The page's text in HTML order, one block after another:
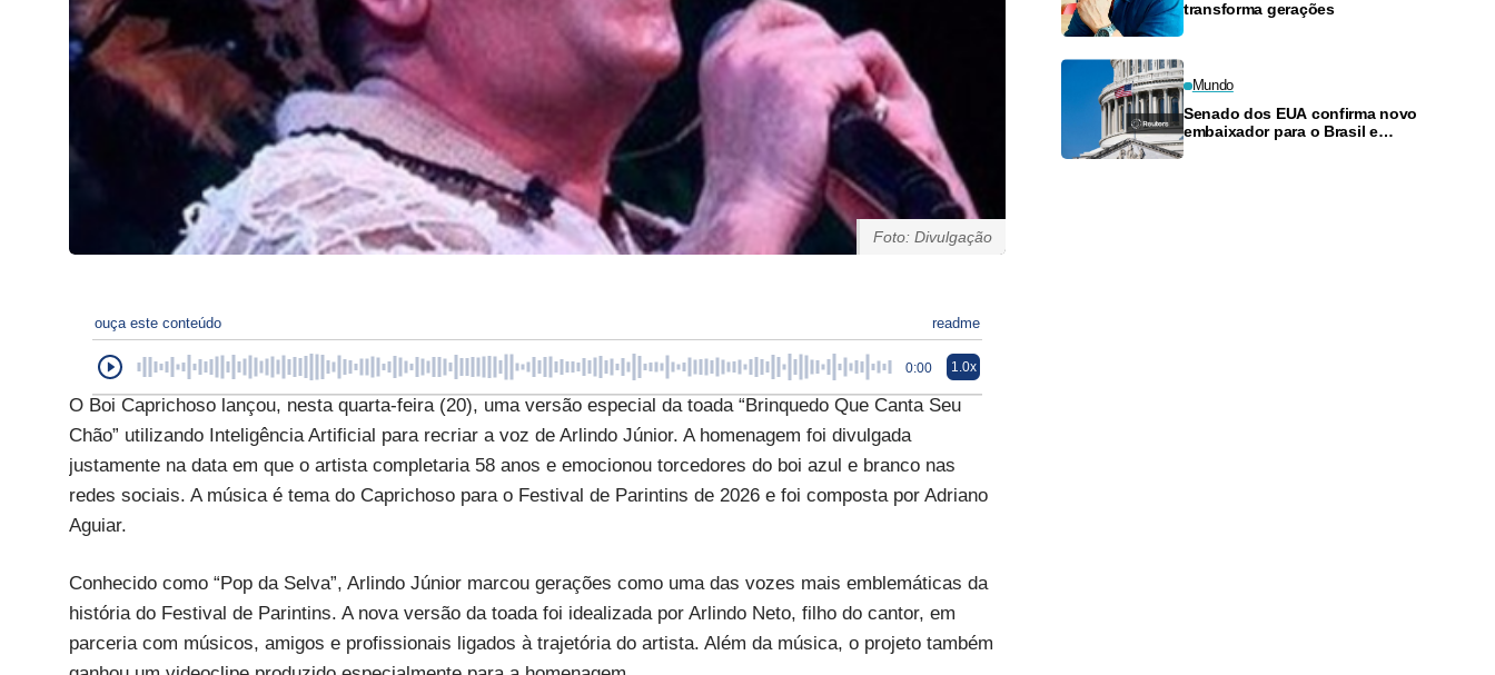
Foto: Divulgação
ouça este conteúdo readme
0:00 1.0x
O Boi Caprichoso lançou, nesta quarta-feira (20), uma versão especial da toada “Brinquedo Que Canta Seu
Chão” utilizando Inteligência Artificial para recriar a voz de Arlindo Júnior. A homenagem foi divulgada
justamente na data em que o artista completaria 58 anos e emocionou torcedores do boi azul e branco nas
redes sociais. A música é tema do Caprichoso para o Festival de Parintins de 2026 e foi composta por Adriano
Aguiar.
Conhecido como “Pop da Selva”, Arlindo Júnior marcou gerações como uma das vozes mais emblemáticas da
história do Festival de Parintins. A nova versão da toada foi idealizada por Arlindo Neto, filho do cantor, em
parceria com músicos, amigos e profissionais ligados à trajetória do artista. Além da música, o projeto também
transforma gerações
Mundo
Senado dos EUA confirma novo
embaixador para o Brasil e